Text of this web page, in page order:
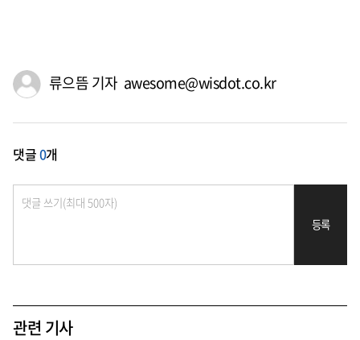
류으뜸 기자 awesome@wisdot.co.kr
댓글0개
등록
관련 기사